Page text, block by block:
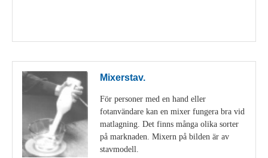
Mixerstav.
För personer med en hand eller
fotanvändare kan en mixer fungera bra vid
matlagning. Det finns många olika sorter
på marknaden. Mixern på bilden är av
stavmodell.